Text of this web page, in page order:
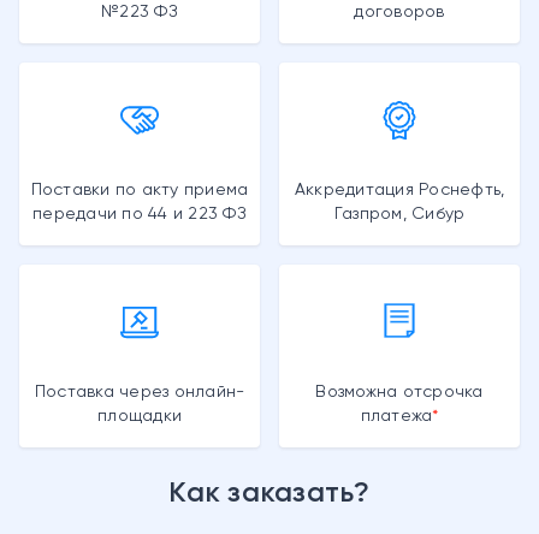
№223 ФЗ договоров
Поставки по акту приема
передачи по 44 и 223 ФЗ
Аккредитация Роснефть,
Газпром, Сибур
Поставка через онлайн-
площадки
Возможна отсрочка
платежа
Как заказать?